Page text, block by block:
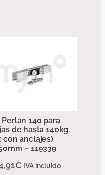
Perlan 140 para
de hasta 140kg.
con anclajes)
– 119339
€ IVA incluido